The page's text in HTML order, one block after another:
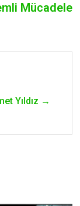
Mücadele
Yıldız →